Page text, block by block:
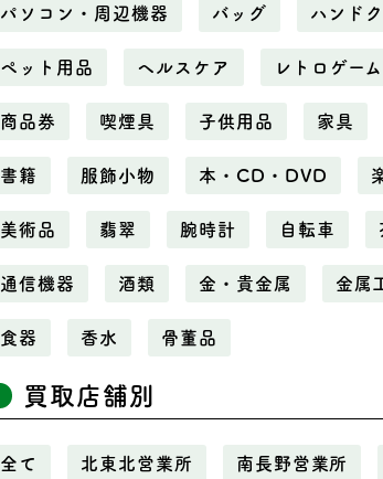
パソコン・周辺機器 バッグ ハンド
ペット用品 ヘルスケア レトロゲーム
商品券 喫煙具 子供用品 家具
書籍 服飾小物 本・CD・DVD
美術品 翡翠 腕時計 自転車
通信機器 酒類 金・貴金属 金属
食器 香水 骨董品
買取店舗別
全て 北東北営業所 南長野営業所